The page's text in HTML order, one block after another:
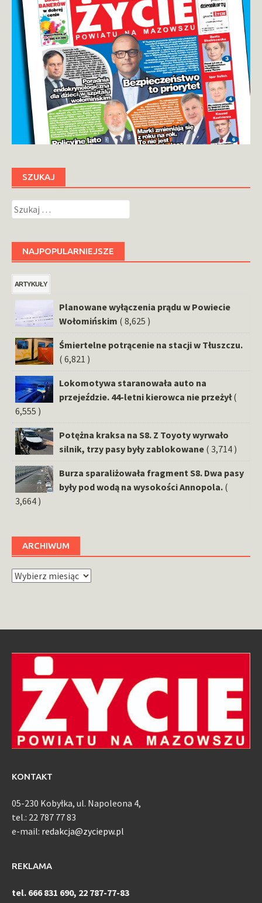
SZUKAJ
Szukaj:
NAJPOPULARNIEJSZE
ARTYKUŁY
Planowane wyłączenia prądu w Powiecie
Wołomińskim ( 8,625 )
Śmiertelne potrącenie na stacji w Tłuszczu.
( 6,821 )
Lokomotywa staranowała auto na
przejeździe. 44-letni kierowca nie przeżył (
6,555 )
Potężna kraksa na S8. Z Toyoty wyrwało
silnik, trzy pasy były zablokowane ( 3,714 )
Burza sparaliżowała fragment S8. Dwa pasy
były pod wodą na wysokości Annopola. (
3,664 )
ARCHIWUM
Archiwum
KONTAKT
05-230 Kobyłka, ul. Napoleona 4,
tel.: 22 787 77 83
e-mail: redakcja@zyciepw.pl
REKLAMA
tel. 666 831 690, 22 787-77-83